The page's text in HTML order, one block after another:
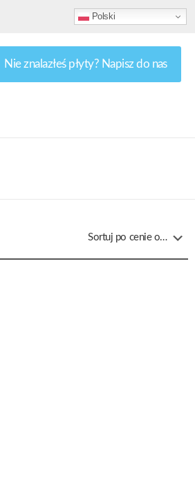
Polski
Nie znalazłeś płyty? Napisz do nas